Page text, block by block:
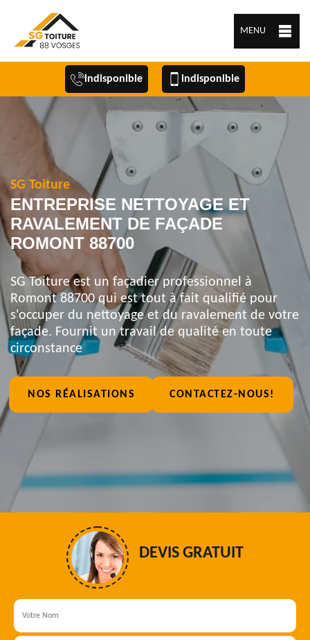
MENU
indisponible indisponible
SG Toiture
ENTREPRISE NETTOYAGE ET
RAVALEMENT DE FAÇADE
ROMONT 88700
SG Toiture est un façadier professionnel à
Romont 88700 qui est tout à fait qualifié pour
s'occuper du nettoyage et du ravalement de votre
façade. Fournit un travail de qualité en toute
circonstance
NOS RÉALISATIONS CONTACTEZ-NOUS!
DEVIS GRATUIT